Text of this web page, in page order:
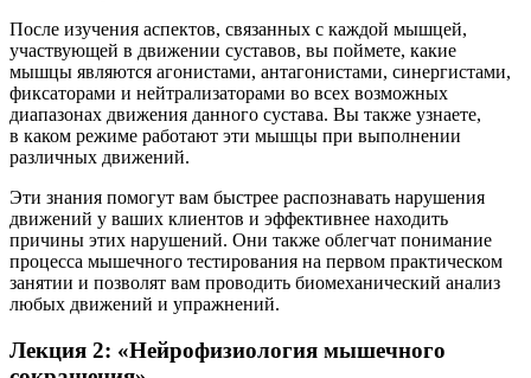
После изучения аспектов, связанных с каждой мышцей,
участвующей в движении суставов, вы поймете, какие
мышцы являются агонистами, антагонистами, синергистами,
фиксаторами и нейтрализаторами во всех возможных
диапазонах движения данного сустава. Вы также узнаете,
в каком режиме работают эти мышцы при выполнении
различных движений.
Эти знания помогут вам быстрее распознавать нарушения
движений у ваших клиентов и эффективнее находить
причины этих нарушений. Они также облегчат понимание
процесса мышечного тестирования на первом практическом
занятии и позволят вам проводить биомеханический анализ
любых движений и упражнений.
Лекция 2: «Нейрофизио­логия мышечного